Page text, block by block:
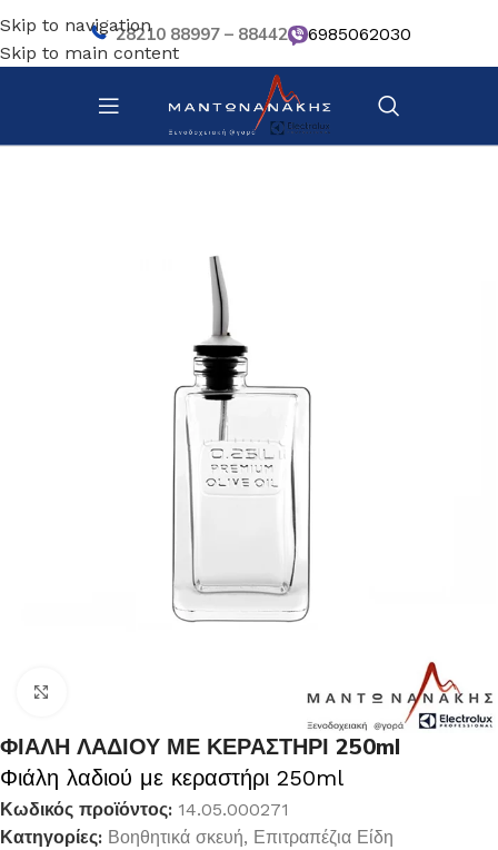
Skip to navigation
Skip to main content
28210 88997 – 88442 6985062030
Αρχική σελίδα/ Επιτραπέζια Είδη/ Βοηθητικά σκευή
ΦΙΑΛΗ ΛΑΔΙΟΥ ΜΕ ΚΕΡΑΣΤΗΡΙ 250ml
Φιάλη λαδιού με κεραστήρι 250ml
Κωδικός προϊόντος: 14.05.000271
Κατηγορίες: Βοηθητικά σκευή, Επιτραπέζια Είδη